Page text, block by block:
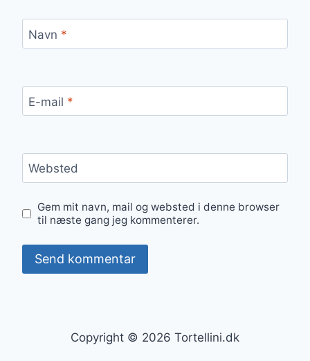
Navn *
E-mail *
Websted
Gem mit navn, mail og websted i denne browser
til næste gang jeg kommenterer.
Copyright © 2026 Tortellini.dk